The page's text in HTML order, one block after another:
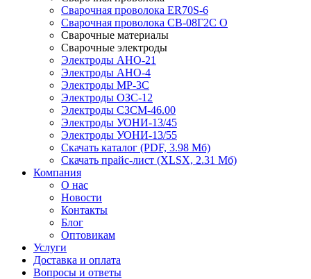
Сварочная проволока ER70S-6
Сварочная проволока СВ-08Г2С О
Сварочные материалы
Сварочные электроды
Электроды АНО-21
Электроды АНО-4
Электроды МР-3С
Электроды ОЗС-12
Электроды СЗСМ-46.00
Электроды УОНИ-13/45
Электроды УОНИ-13/55
Скачать каталог (PDF, 3.98 Мб)
Скачать прайс-лист (XLSX, 2.31 Мб)
Компания
О нас
Новости
Контакты
Блог
Оптовикам
Услуги
Доставка и оплата
Вопросы и ответы